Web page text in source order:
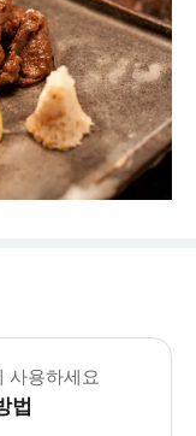
반드시 실제 방문 인원수
사용하세요
법